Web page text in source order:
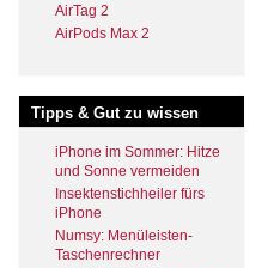
AirTag 2
AirPods Max 2
Tipps & Gut zu wissen
iPhone im Sommer: Hitze
und Sonne vermeiden
Insektenstichheiler fürs
iPhone
Numsy: Menüleisten-
Taschenrechner